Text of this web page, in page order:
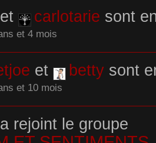
carlotarie sont
et 4 mois
et bettysont
et 10 mois
rejoint le groupe